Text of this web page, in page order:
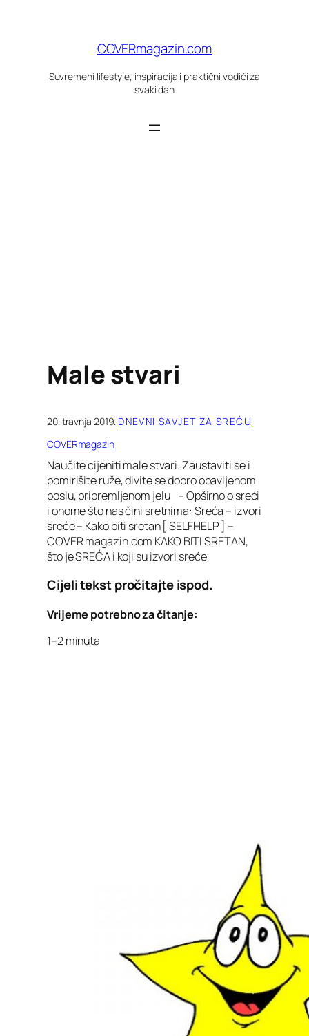
COVERmagazin.com
Suvremeni lifestyle, inspiracija i praktični vodiči za
svaki dan
Male stvari
20. travnja 2019. ·DNEVNI SAVJET ZA SREĆU
COVERmagazin
Naučite cijeniti male stvari. Zaustaviti se i
pomirišite ruže, divite se dobro obavljenom
poslu, pripremljenom jelu – Opširno o sreći
i onome što nas čini sretnima: Sreća – izvori
sreće – Kako biti sretan [ SELFHELP ] –
COVER magazin.com KAKO BITI SRETAN,
što je SREĆA i koji su izvori sreće
Cijeli tekst pročitajte ispod.
Vrijeme potrebno za čitanje:
1–2 minuta